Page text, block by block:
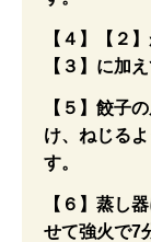
【４】【２
【３】に加
【５】餃子
け、ねじる
す。
【６】蒸し
せて強火で7